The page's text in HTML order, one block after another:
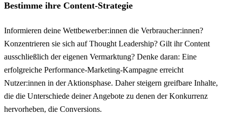
Bestimme ihre Content-Strategie
Informieren deine Wettbewerber:innen die Verbraucher:innen?
Konzentrieren sie sich auf Thought Leadership? Gilt ihr Content
ausschließlich der eigenen Vermarktung? Denke daran: Eine
erfolgreiche Performance-Marketing-Kampagne erreicht
Nutzer:innen in der Aktionsphase. Daher steigern greifbare Inhalte,
die die Unterschiede deiner Angebote zu denen der Konkurrenz
hervorheben, die Conversions.